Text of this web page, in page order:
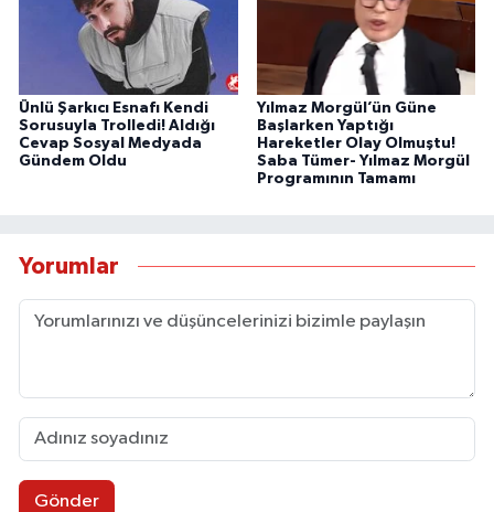
Ünlü Şarkıcı Esnafı Kendi
Sorusuyla Trolledi! Aldığı
Cevap Sosyal Medyada
Gündem Oldu
Yılmaz Morgül’ün Güne
Başlarken Yaptığı
Hareketler Olay Olmuştu!
Saba Tümer- Yılmaz Morgül
Programının Tamamı
Yorumlar
Gönder